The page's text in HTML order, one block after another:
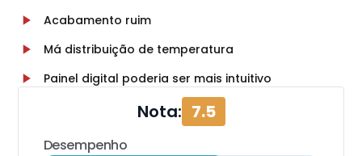
Acabamento ruim
Má distribuição de temperatura
Painel digital poderia ser mais intuitivo
Nota: 7.5
Desempenho